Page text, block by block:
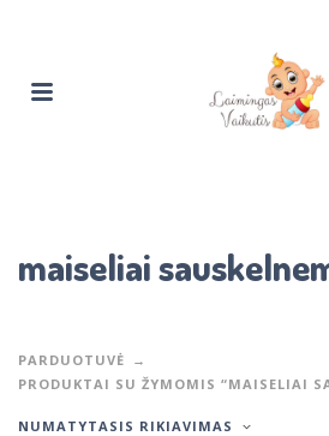
maiseliai
PARDUOTUVĖ
PRODUKTAI SU ŽYMOMIS “MAISELIAI
NUMATYTASIS RIKIAVIMAS